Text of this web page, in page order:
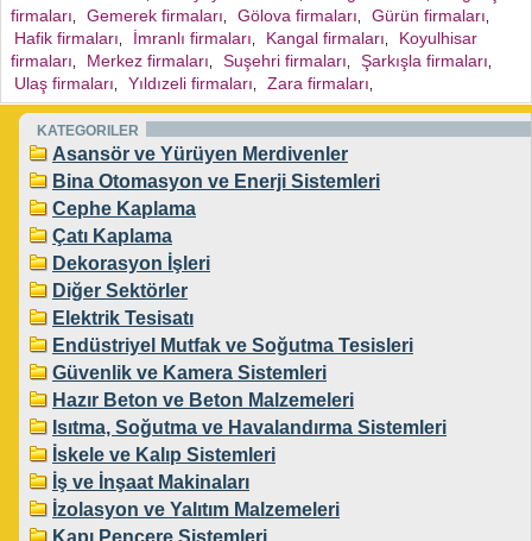
firmaları
Gemerek firmaları Gölova firmaları Gürün firmaları
Hafik firmaları İmranlı firmaları Kangal firmaları
Koyulhisar
firmaları
Merkez firmaları Suşehri firmaları Şarkışla firmaları
Ulaş firmaları Yıldızeli firmaları Zara firmaları
KATEGORILER
Asansör ve Yürüyen Merdivenler
Bina Otomasyon ve Enerji Sistemleri
Cephe Kaplama
Çatı Kaplama
Dekorasyon İşleri
Diğer Sektörler
Elektrik Tesisatı
Endüstriyel Mutfak ve Soğutma Tesisleri
Güvenlik ve Kamera Sistemleri
Hazır Beton ve Beton Malzemeleri
Isıtma, Soğutma ve Havalandırma Sistemleri
İskele ve Kalıp Sistemleri
İş ve İnşaat Makinaları
İzolasyon ve Yalıtım Malzemeleri
Kapı Pencere Sistemleri